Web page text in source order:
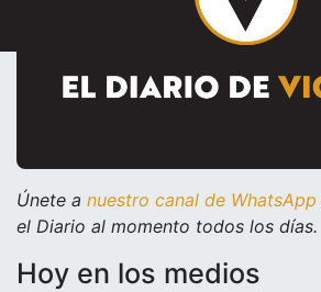
Únete a nuestro canal de WhatsApp
el Diario al momento todos los días.
Hoy en los medios